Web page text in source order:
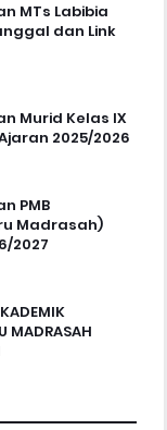
MTs Labibia
dan Link
Murid Kelas IX
2025/2026
PMB
Madrasah)
2027
MADRASAH